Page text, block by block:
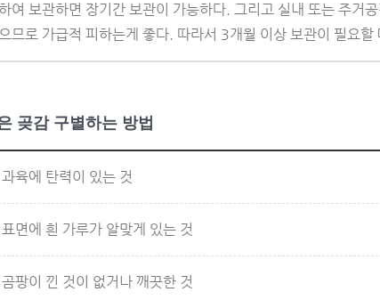
여 보관하면 장기간 보관이 가능하다. 그리고 실내 또는 주거
므로 가급적 피하는게 좋다. 따라서 3개월 이상 보관이 필요
곶감 구별하는 방법
육에 탄력이 있는 것
면에 흰 가루가 알맞게 있는 것
팡이 낀 것이 없거나 깨끗한 것